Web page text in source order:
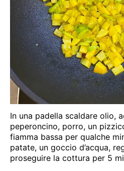
In una padella scaldare olio,
peperoncino, porro, un
fiamma bassa per qualche
patate, un goccio d’acqua,
proseguire la cottura per 5